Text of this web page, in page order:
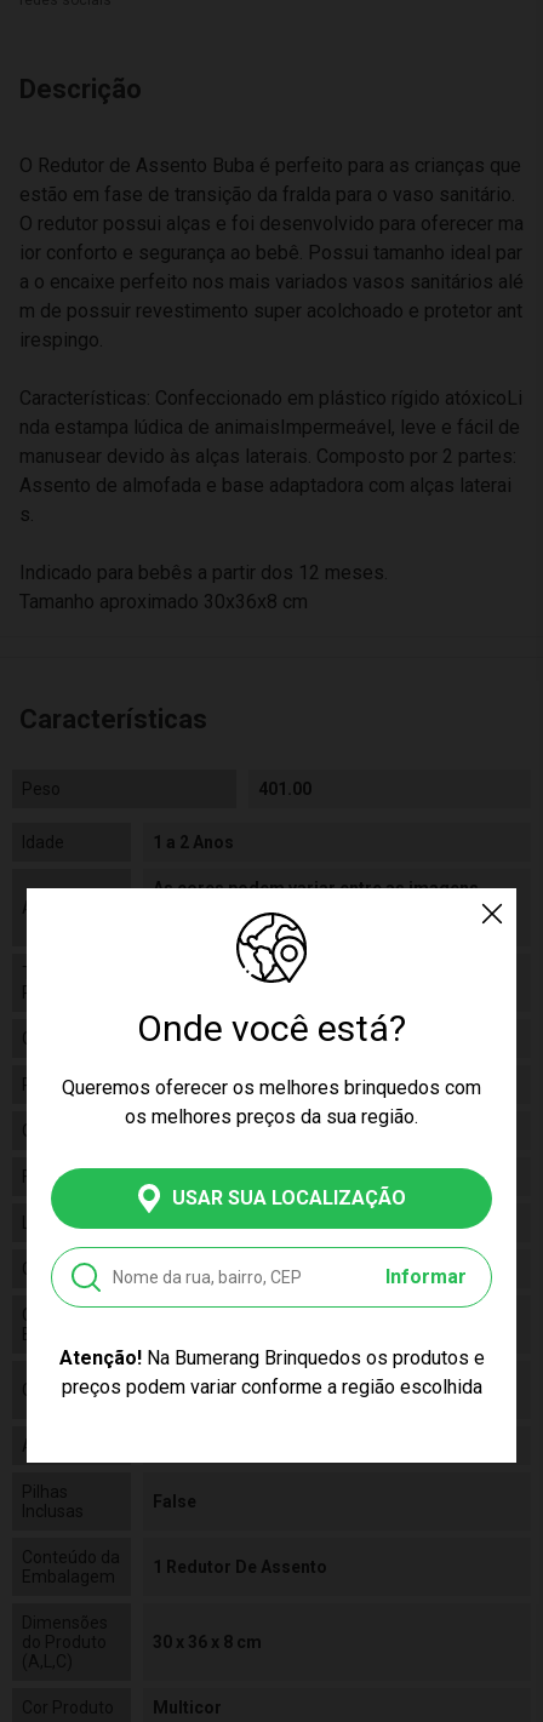
Onde você está?
Queremos oferecer os melhores brinquedos com
os melhores preços da sua região.
USAR SUA LOCALIZAÇÃO
Informar
Atenção!Na Bumerang Brinquedos os produtos e
preços podem variar conforme a região escolhida
Descrição
O Redutor de Assento Buba é perfeito para as crianças que
estão em fase de transição da fralda para o vaso sanitário.
O redutor possui alças e foi desenvolvido para oferecer ma
ior conforto e segurança ao bebê. Possui tamanho ideal par
a o encaixe perfeito nos mais variados vasos sanitários alé
m de possuir revestimento super acolchoado e protetor ant
irespingo.
Características: Confeccionado em plástico rígido atóxicoLi
nda estampa lúdica de animaisImpermeável, leve e fácil de
manusear devido às alças laterais. Composto por 2 partes:
Assento de almofada e base adaptadora com alças laterai
s.
Indicado para bebês a partir dos 12 meses.
Tamanho aproximado 30x36x8 cm
Características
Peso 401.00
Idade 1 a 2 Anos
Aviso
As cores podem variar entre as imagens
meramente ilustrativas.
Tamanho
Produto
30 x 36 x 8 cm
Gênero Unissex
Personagem Safari
Categoria
Fabricante
Linha
Código 09808
Código de
Barras
Composição
Polipropileno (Pp), Espuma e Policloreto De
Vinila (Pvc)
Alimentação
Pilhas
Inclusas
False
Conteúdo da
Embalagem
1 Redutor De Assento
30 x 36 x 8 cm
Multicor